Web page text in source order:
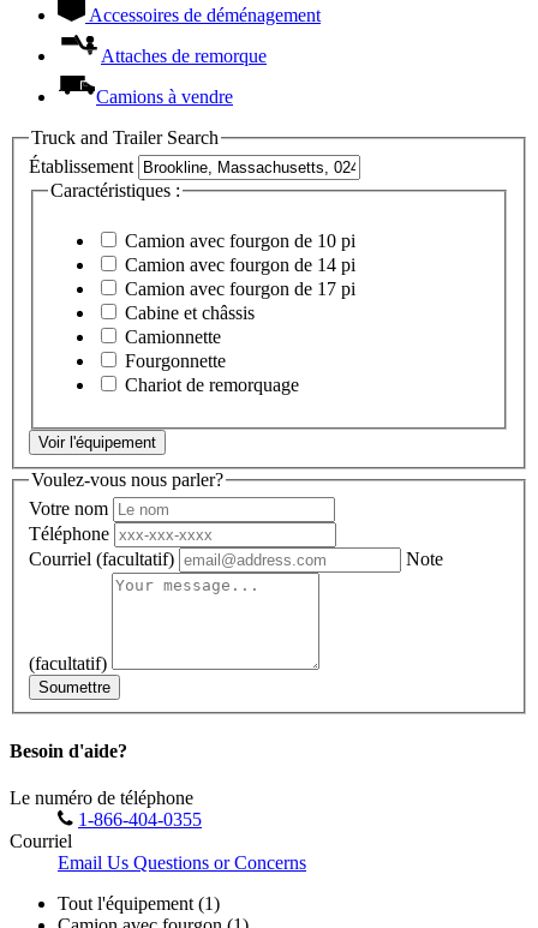
Accessoires de déménagement
Attaches de remorque
Camions à vendre
Truck and Trailer Search
Établissement
Caractéristiques :
Camion avec fourgon de 10 pi
Camion avec fourgon de 14 pi
Camion avec fourgon de 17 pi
Cabine et châssis
Camionnette
Fourgonnette
Chariot de remorquage
Voir l'équipement
Voulez-vous nous parler?
Votre nom
Téléphone
Courriel (facultatif) Note
(facultatif)
Soumettre
Besoin d'aide?
Le numéro de téléphone
1-866-404-0355
Courriel
Email Us Questions or Concerns
Tout l'équipement (1)